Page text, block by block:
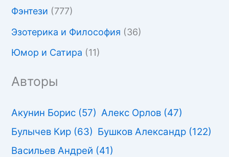
Фэнтези (777)
Эзотерика и Философия (36)
Юмор и Сатира (11)
Авторы
Акунин Борис (57) Алекс Орлов (47)
Булычев Кир (63) Бушков Александр (122)
Васильев Андрей (41)